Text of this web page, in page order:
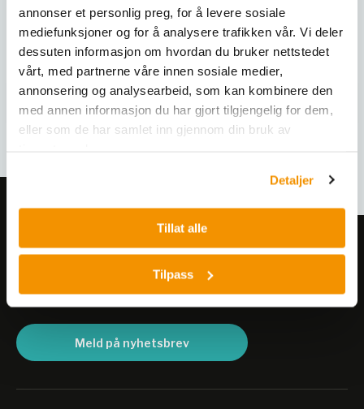
annonser et personlig preg, for å levere sosiale
mediefunksjoner og for å analysere trafikken vår. Vi deler
dessuten informasjon om hvordan du bruker nettstedet
vårt, med partnerne våre innen sosiale medier,
annonsering og analysearbeid, som kan kombinere den
med annen informasjon du har gjort tilgjengelig for dem,
eller som de har samlet inn gjennom din bruk av
Detaljer
Tillat alle
Tilpass
Varianter
Meld deg på vårt nyhetsbrev!
Få informasjon om produkter,
arrangementer og kampanjer.
Meld på nyhetsbrev